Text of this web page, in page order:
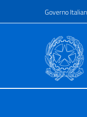
Governo